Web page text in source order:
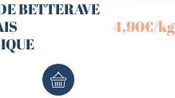
BETTERAVE
4,90€/kg